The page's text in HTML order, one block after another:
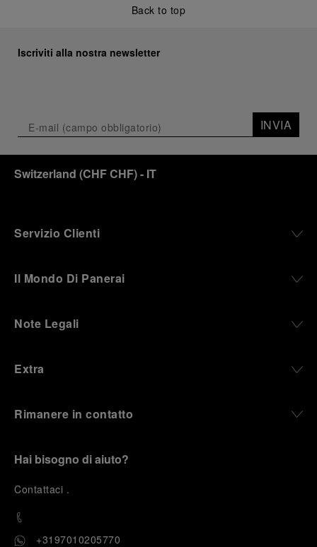
Back to top
Iscriviti alla nostra newsletter
INVIA
Switzerland (CHF CHF)- IT
Servizio Clienti
Il Mondo Di Panerai
Note Legali
Extra
Rimanere in contatto
Hai bisogno di aiuto?
Contattaci .
+3197010205770